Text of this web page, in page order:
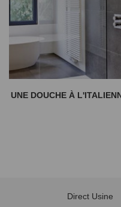
UNE DOUCHE À
Direct Usine